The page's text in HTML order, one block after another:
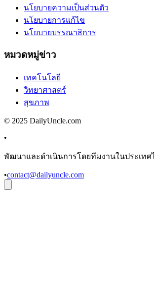
นโยบายความเป็นส่วนตัว
นโยบายการแก้ไข
นโยบายบรรณาธิการ
หมวดหมู่ข่าว
เทคโนโลยี
วิทยาศาสตร์
สุขภาพ
© 2025 DailyUncle.com
•
พัฒนาและดำเนินการโดยทีมงานในประเทศ
•contact@dailyuncle.com